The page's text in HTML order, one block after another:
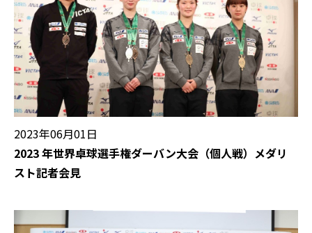
2023年06月01日
2023 年世界卓球選⼿権ダーバン大会（個人戦）メダリ
スト記者会⾒